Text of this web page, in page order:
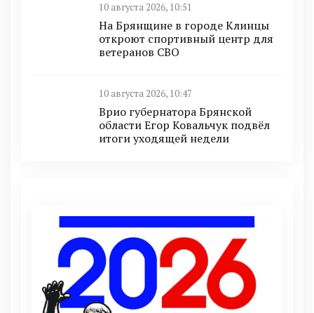
10 августа 2026, 10:51
На Брянщине в городе Клинцы
откроют спортивный центр для
ветеранов СВО
10 августа 2026, 10:47
Врио губернатора Брянской
области Егор Ковальчук подвёл
итоги уходящей недели